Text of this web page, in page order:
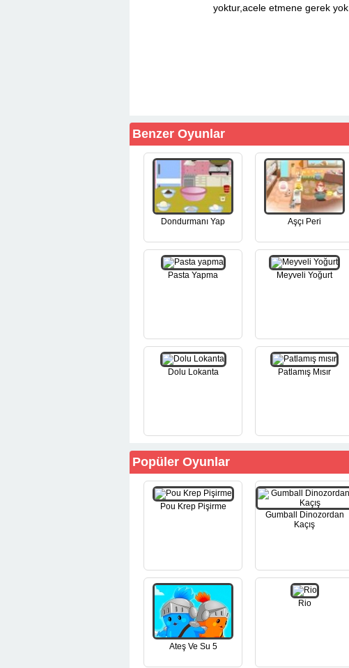
yoktur,acele etmene gerek yok.
Benzer Oyunlar
Dondurmanı Yap Aşçı Peri
Pasta Yapma Meyveli Yoğurt
Dolu Lokanta Patlamış Mısır
Popüler Oyunlar
Pou Krep Pişirme
Gumball Dinozordan
Kaçış
Ateş Ve Su 5
Rio